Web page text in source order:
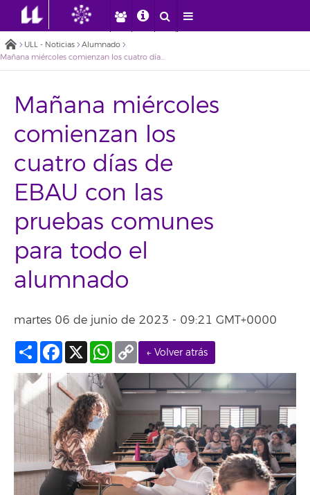
ULL - Noticias
Alumnado
Mañana miércoles comienzan los cuatro días de EBAU con las pruebas comunes para todo el alumnado
Mañana miércoles
comienzan los
cuatro días de
EBAU con las
pruebas comunes
para todo el
alumnado
martes 06 de junio de 2023 - 09:21 GMT+0000
← Volver atrás
Compartir
Facebook
X WhatsApp
Copy
Link